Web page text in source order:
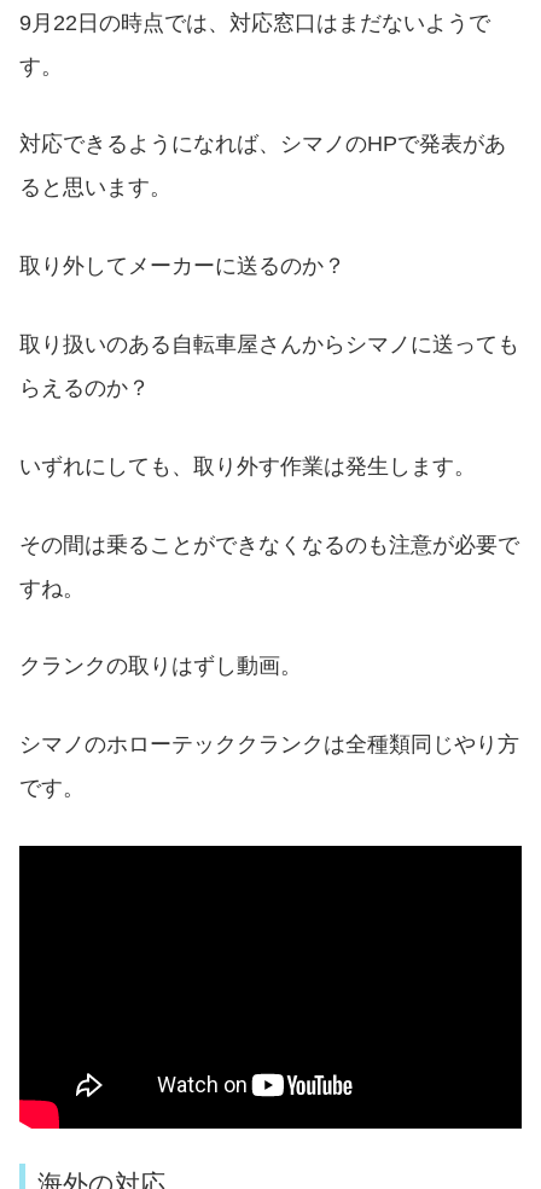
9月22日の時点では、対応窓口はまだないようで
す。
対応できるようになれば、シマノのHPで発表があ
ると思います。
取り外してメーカーに送るのか？
取り扱いのある自転車屋さんからシマノに送っても
らえるのか？
いずれにしても、取り外す作業は発生します。
その間は乗ることができなくなるのも注意が必要で
すね。
クランクの取りはずし動画。
シマノのホローテッククランクは全種類同じやり方
です。